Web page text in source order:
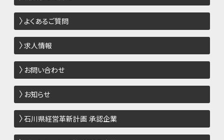
よくあるご質問
求人情報
お問い合わせ
お知らせ
石川県経営革新計画 承認企業